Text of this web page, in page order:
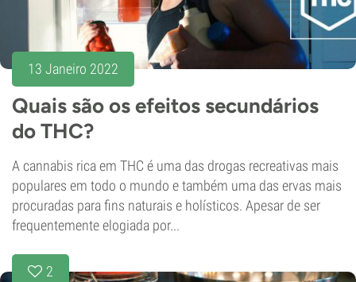
13 Janeiro 2022
Quais são os efeitos secundários
do THC?
A cannabis rica em THC é uma das drogas recreativas mais
populares em todo o mundo e também uma das ervas mais
procuradas para fins naturais e holísticos. Apesar de ser
frequentemente elogiada por...
2